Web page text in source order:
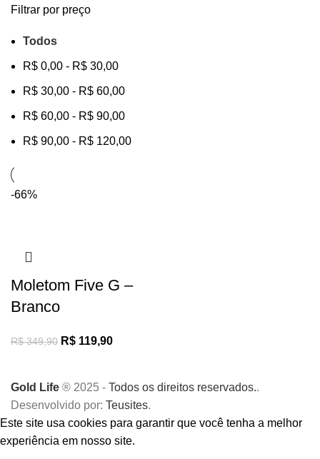
Filtrar por preço
Todos
R$ 0,00 - R$ 30,00
R$ 30,00 - R$ 60,00
R$ 60,00 - R$ 90,00
R$ 90,00 - R$ 120,00
-66%
Moletom Five G –
Branco
R$349,90 R$ 119,90
Gold Life ® 2025 - Todos os direitos reservados..
Desenvolvido por: Teusites.
Este site usa cookies para garantir que você tenha a melhor
experiência em nosso site.